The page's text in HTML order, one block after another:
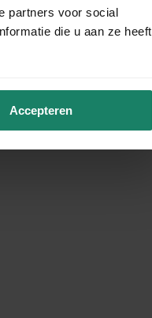
partners voor social
die u aan ze heeft
Accepteren